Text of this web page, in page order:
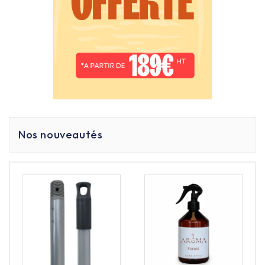
- Compatible avec toutes leslingettes Swiffer
- Parfait pour les foyers avec animaux
être réutilisables avec des housses lavables en
aux professionnels de l’entretien ou aux particuliers
soucieux de l’environnement.
Pourquoi choisir Filfa France pour votre balai
de lavage à plat ?
- Matériel de nettoyage professionnel de qualité
Nos nouveautés